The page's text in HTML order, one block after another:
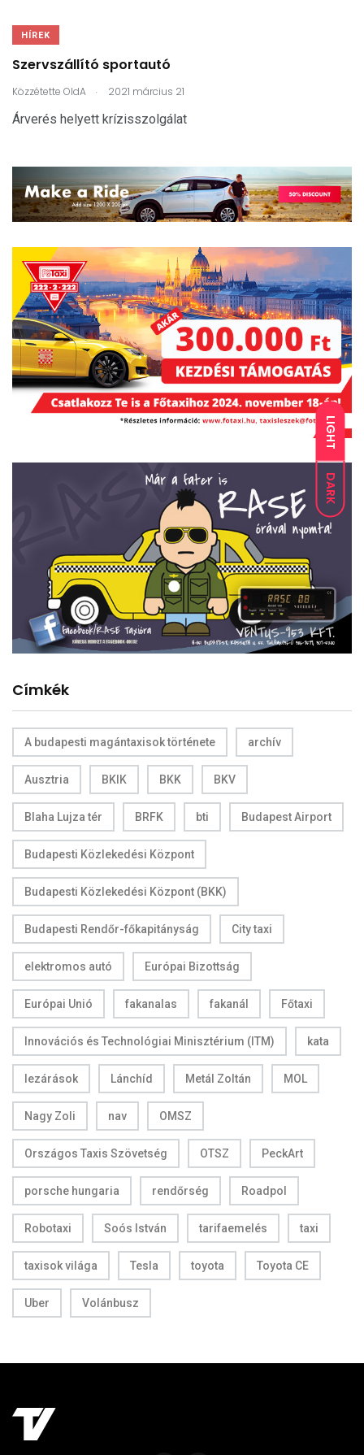
LIGHT
DARK
HÍREK
Szervszállító sportautó
Közzétette OldA . 2021 március 21
Árverés helyett krízisszolgálat
Címkék
A budapesti magántaxisok története archív
Ausztria BKIK BKK BKV
Blaha Lujza tér BRFK bti Budapest Airport
Budapesti Közlekedési Központ
Budapesti Közlekedési Központ (BKK)
Budapesti Rendőr-főkapitányság City taxi
elektromos autó Európai Bizottság
Európai Unió fakanalas fakanál Főtaxi
Innovációs és Technológiai Minisztérium (ITM) kata
lezárások Lánchíd Metál Zoltán MOL
Nagy Zoli nav OMSZ
Országos Taxis Szövetség OTSZ PeckArt
porsche hungaria rendőrség Roadpol
Robotaxi Soós István tarifaemelés taxi
taxisok világa Tesla toyota Toyota CE
Uber Volánbusz